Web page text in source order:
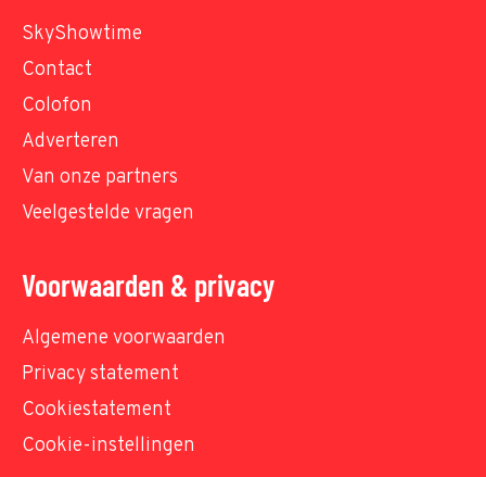
SkyShowtime
Contact
Colofon
Adverteren
Van onze partners
Veelgestelde vragen
Voorwaarden & privacy
Algemene voorwaarden
Privacy statement
Cookiestatement
Cookie-instellingen